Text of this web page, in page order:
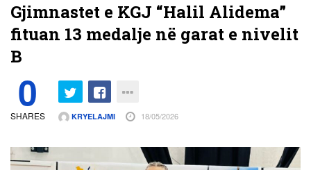
Gjimnastet e KGJ “Halil Alidema”
fituan 13 medalje në garat e nivelit
B
0
SHARES KRYELAJMI 18/05/2026